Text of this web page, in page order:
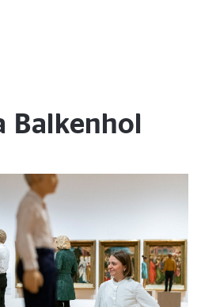
Balkenhol